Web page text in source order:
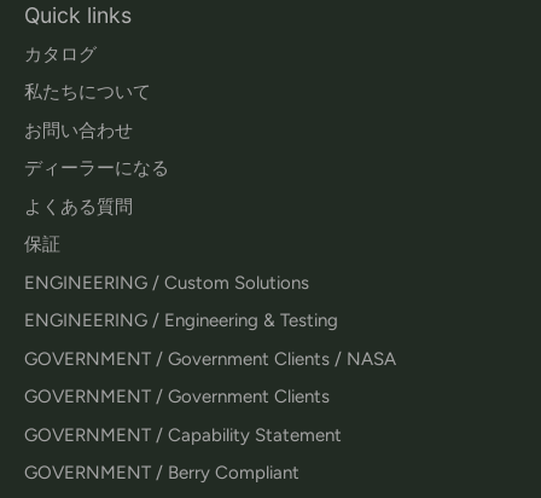
Quick links
カタログ
私たちについて
お問い合わせ
ディーラーになる
よくある質問
保証
ENGINEERING / Custom Solutions
ENGINEERING / Engineering & Testing
GOVERNMENT / Government Clients / NASA
GOVERNMENT / Government Clients
GOVERNMENT / Capability Statement
GOVERNMENT / Berry Compliant